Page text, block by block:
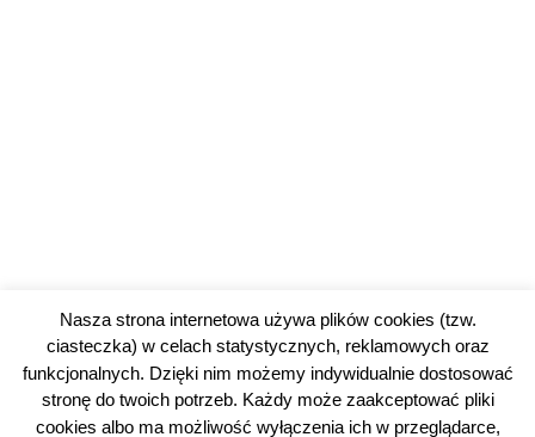
Nasza strona internetowa używa plików cookies (tzw.
ciasteczka) w celach statystycznych, reklamowych oraz
funkcjonalnych. Dzięki nim możemy indywidualnie dostosować
stronę do twoich potrzeb. Każdy może zaakceptować pliki
cookies albo ma możliwość wyłączenia ich w przeglądarce,